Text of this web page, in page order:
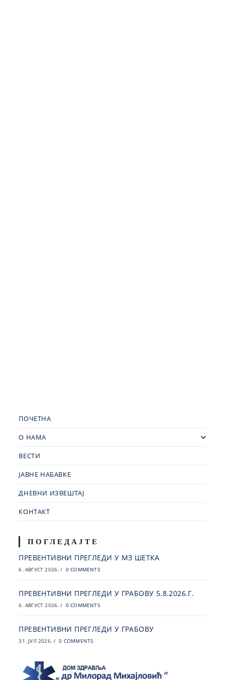
ПОЧЕТНА
О НАМА
ВЕСТИ
ЈАВНЕ НАБАВКЕ
ДНЕВНИ ИЗВЕШТАЈ
КОНТАКТ
ПОГЛЕДАЈТЕ
ПРЕВЕНТИВНИ ПРЕГЛЕДИ У МЗ ШЕТКА
6. АВГУСТ 2026. / 0 COMMENTS
ПРЕВЕНТИВНИ ПРЕГЛЕДИ У ГРАБОВУ 5.8.2026.Г.
6. АВГУСТ 2026. / 0 COMMENTS
ПРЕВЕНТИВНИ ПРЕГЛЕДИ У ГРАБОВУ
31. ЈУЛ 2026. / 0 COMMENTS